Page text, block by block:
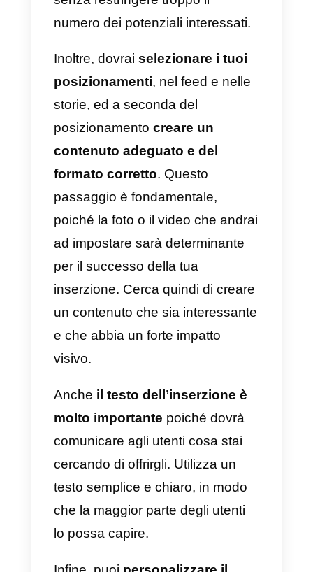
per risolvere tempestivamente i
Gli utenti di oggi si aspettano
risposte rapide ed esaustive alle
semplice informazione o per
finalizzare una vendita. È
fondamentale saper utilizzare
quindi questo canale di
messaggistica istantanea nel
migliore dei modi.